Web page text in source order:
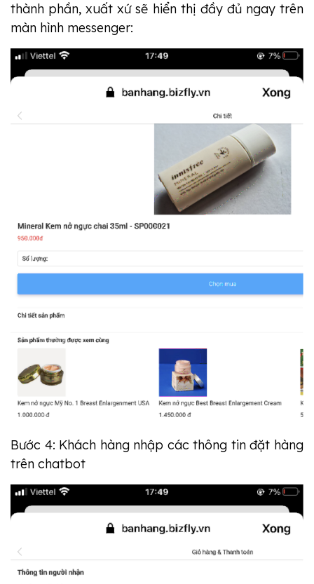
thành phần, xuất xứ sẽ hiển thị đầy đủ ngay trên
màn hình messenger:
Bước 4: Khách hàng nhập các thông tin đặt hàng
trên chatbot